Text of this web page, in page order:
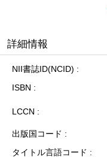
詳細情報
NII書誌ID(NCID)
ISBN
LCCN
出版国コード
タイトル言語コード